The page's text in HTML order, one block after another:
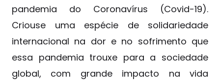
pandemia do Coronavírus (Covid-19).
Criouse uma espécie de solidariedade
internacional na dor e no sofrimento que
essa pandemia trouxe para a sociedade
global, com grande impacto na vida